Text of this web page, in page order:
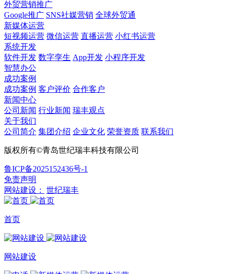
外贸营销推广
Google推广 SNS社媒营销 全球外贸通
新媒体运营
短视频运营 微信运营 直播运营 小红书运营
系统开发
软件开发 数字孪生 App开发 小程序开发
智慧办公
成功案例
成功案例 客户评价 合作客户
新闻中心
公司新闻 行业新闻 瑞丰观点
关于我们
公司简介 集团介绍 企业文化 荣誉资质 联系我们
版权所有©青岛世纪瑞丰科技有限公司
鲁ICP备2025152436号-1
免责声明
网站建设：
世纪瑞丰
首页
网站建设